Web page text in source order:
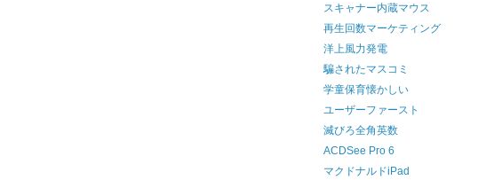
スキャナー内蔵マウス
再生回数マーケティング
洋上風力発電
騙されたマスコミ
学童保育懐かしい
ユーザーファースト
滅びろ全角英数
ACDSee Pro 6
マクドナルドiPad